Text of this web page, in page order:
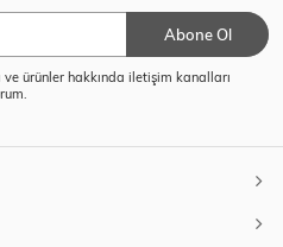
Abone Ol
ürünler hakkında iletişim kanalları